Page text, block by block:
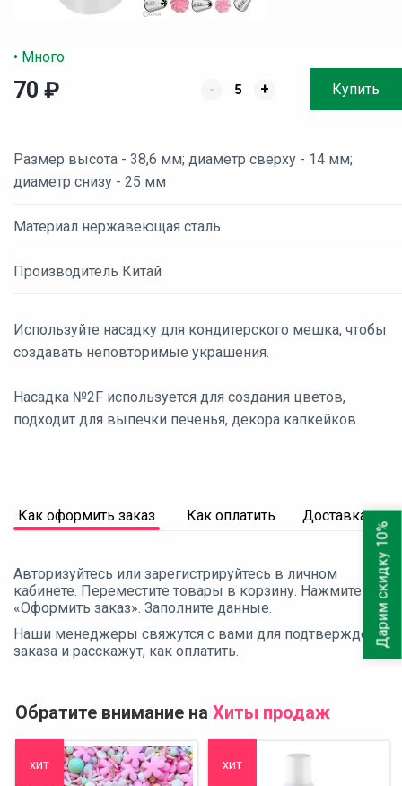
• Много
70 ₽ - + Купить
Размер высота - 38,6 мм; диаметр сверху - 14 мм;
диаметр снизу - 25 мм
Материал нержавеющая сталь
Производитель Китай
Используйте насадку для кондитерского мешка, чтобы
создавать неповторимые украшения.
Насадка №2F используется для создания цветов,
подходит для выпечки печенья, декора капкейков.
Как оформить заказ Как оплатить Доставка
Авторизуйтесь или зарегистрируйтесь в личном
кабинете. Переместите товары в корзину. Нажмите
«Оформить заказ». Заполните данные.
Наши менеджеры свяжутся с вами для подтверждения
заказа и расскажут, как оплатить.
Обратите внимание на Хиты продаж
хит хит
Дарим скидку 10%